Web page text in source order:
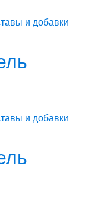
и добавки
и добавки